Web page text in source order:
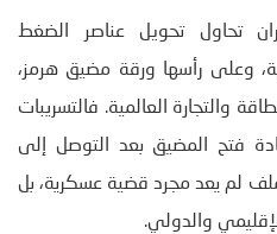
تحاول تحويل عناصر الضغط
وعلى رأسها ورقة مضيق هرمز،
والتجارة العالمية. فالتسريبات
فتح المضيق بعد التوصل إلى
لم يعد مجرد قضية عسكرية، بل
والدولي.